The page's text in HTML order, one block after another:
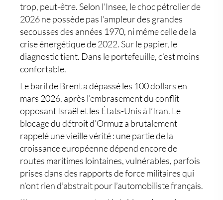
trop, peut-être. Selon l’Insee, lechoc pétrolier de
2026ne possède pas l’ampleur des grandes
secousses des années 1970, ni même celle de la
crise énergétique de 2022. Sur le papier, le
diagnostic tient. Dans le portefeuille, c’est moins
confortable.
Le baril de Brent a dépassé les 100 dollars en
mars 2026, après l’embrasement du conflit
opposant Israël et les États-Unis à l’Iran. Le
blocage du détroit d’Ormuz a brutalement
rappelé une vieille vérité : une partie de la
croissance européenne dépend encore de
routes maritimes lointaines, vulnérables, parfois
prises dans des rapports de force militaires qui
n’ont rien d’abstrait pour l’automobiliste français.